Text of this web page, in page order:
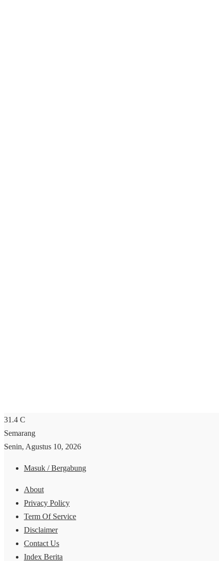
31.4 C
Semarang
Senin, Agustus 10, 2026
Masuk / Bergabung
About
Privacy Policy
Term Of Service
Disclaimer
Contact Us
Index Berita